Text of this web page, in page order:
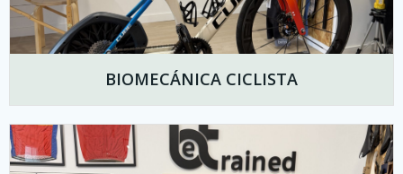
BIOMECÁNICA CICLISTA